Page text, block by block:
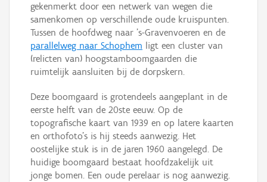
gekenmerkt door een netwerk van wegen die
samenkomen op verschillende oude kruispunten.
Tussen de hoofdweg naar 's-Gravenvoeren en de
parallelweg naar Schophem ligt een cluster van
(relicten van) hoogstamboomgaarden die
ruimtelijk aansluiten bij de dorpskern.
Deze boomgaard is grotendeels aangeplant in de
eerste helft van de 20ste eeuw. Op de
topografische kaart van 1939 en op latere kaarten
en orthofoto's is hij steeds aanwezig. Het
oostelijke stuk is in de jaren 1960 aangelegd. De
huidige boomgaard bestaat hoofdzakelijk uit
jonge bomen. Een oude perelaar is nog aanwezig.